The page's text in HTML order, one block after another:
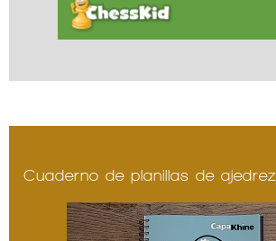
Cuaderno de planillas de ajedrez